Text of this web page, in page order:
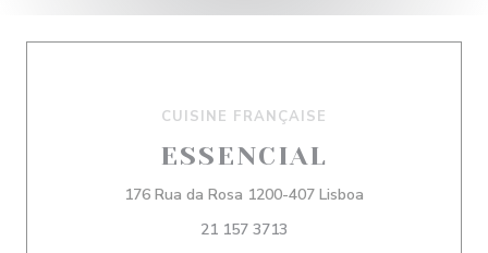
CUISINE FRANÇAISE
ESSENCIAL
176 Rua da Rosa 1200-407 Lisboa
21 157 3713